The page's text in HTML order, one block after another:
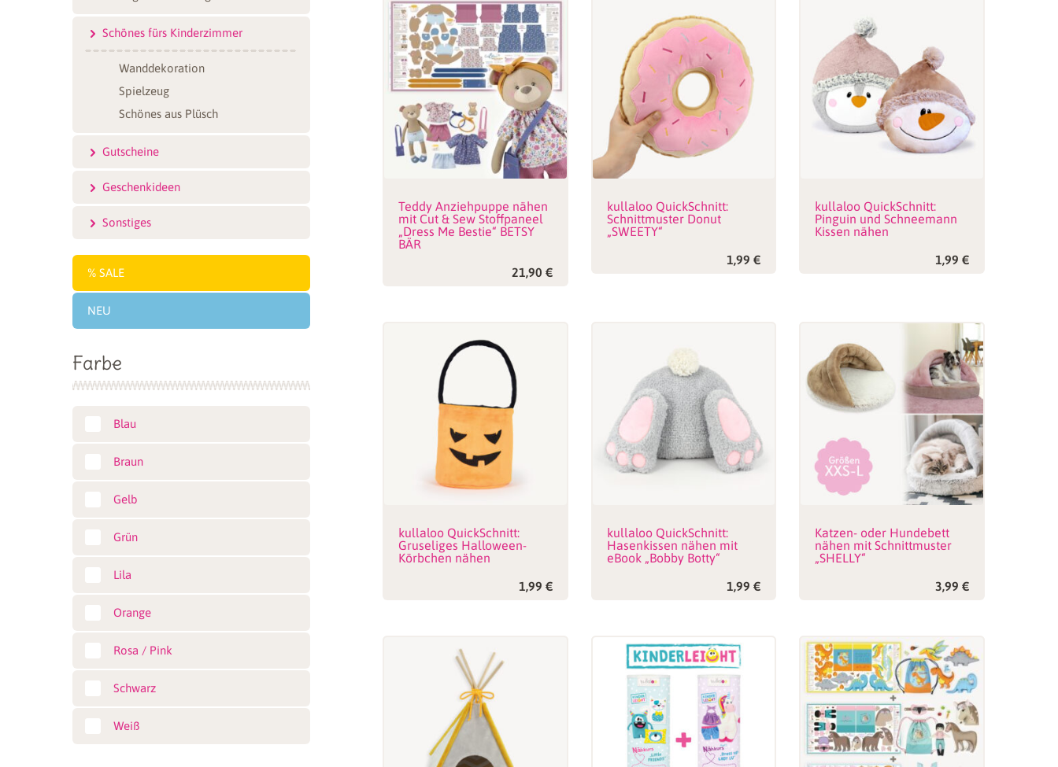
Teddy Anziehpuppe nähen
mit Cut & Sew Stoffpaneel
„Dress Me Bestie“ BETSY
BÄR
21,90 €
kullaloo QuickSchnitt:
Schnittmuster Donut
„SWEETY“
1,99€
kullaloo QuickSchnitt:
Pinguin und Schneemann
Kissen nähen
1,99 €
kullaloo QuickSchnitt:
Gruseliges Halloween-
Körbchen nähen
1,99 €
kullaloo QuickSchnitt:
Hasenkissen nähen mit
eBook „Bobby Botty“
1,99€
Katzen- oder Hundebett
nähen mit Schnittmuster
„SHELLY“
3,99 €
Schönes fürs Kinderzimmer
Wanddekoration
Spielzeug
Schönes aus Plüsch
Gutscheine
Geschenkideen
Sonstiges
SALE
NEU
Farbe
Blau
Braun
Gelb
Grün
Lila
Orange
Rosa / Pink
Schwarz
Weiß